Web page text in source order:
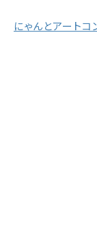
にゃんとアート